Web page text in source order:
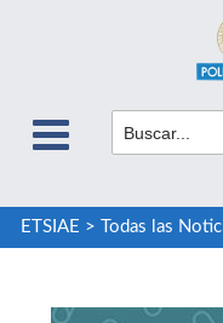
ETSIAE > Todas las